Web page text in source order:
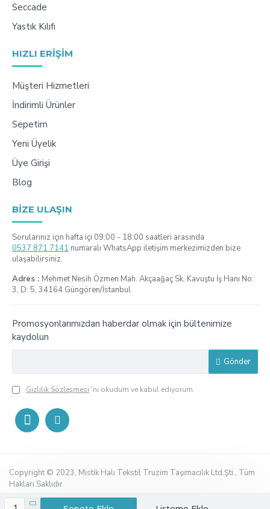
Seccade
Yastık Kılıfı
HIZLI ERIŞIM
Müşteri Hizmetleri
İndirimli Ürünler
Sepetim
Yeni Üyelik
Üye Girişi
Blog
BIZE ULAŞIN
Sorularınız için hafta içi 09:00 - 18:00 saatleri arasında
0537 871 7141 numaralı WhatsApp iletişim merkezimizden bize
ulaşabilirsiniz.
Adres : Mehmet Nesih Özmen Mah. Akçaağaç Sk. Kavuştu İş Hanı No:
3, D: 5, 34164 Güngören/İstanbul
Promosyonlarımızdan haberdar olmak için bültenimize
kaydolun
Gönder
Gizlilik Sözleşmesi 'ni okudum ve kabul ediyorum.
Copyright © 2023, Mistik Halı Tekstil Truzim Taşımacılık Ltd.Şti., Tüm
Hakları Saklıdır